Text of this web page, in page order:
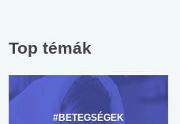
Top témák
#BETEGSÉGEK